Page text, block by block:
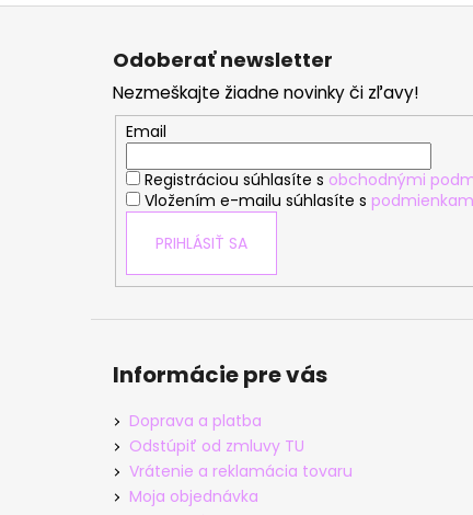
Z
Odoberať newsletter
Nezmeškajte žiadne novinky či zľavy!
Email
Registráciou súhlasíte s obchodnými
Vložením e-mailu súhlasíte s
PRIHLÁSIŤ SA
Informácie pre vás
Doprava a platba
Odstúpiť od zmluvy TU
Vrátenie a reklamácia tovaru
Moja objednávka